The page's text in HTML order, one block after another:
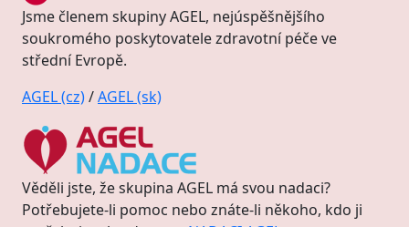
soukromého poskytovatele zdravotní péče ve
střední Evropě.
AGEL (cz)/ AGEL (sk)
Věděli jste, že skupina AGEL má svou nadaci?
Potřebujete-li pomoc nebo znáte-li někoho, kdo ji
potřebuje, obraťe se naNADACI AGEL.